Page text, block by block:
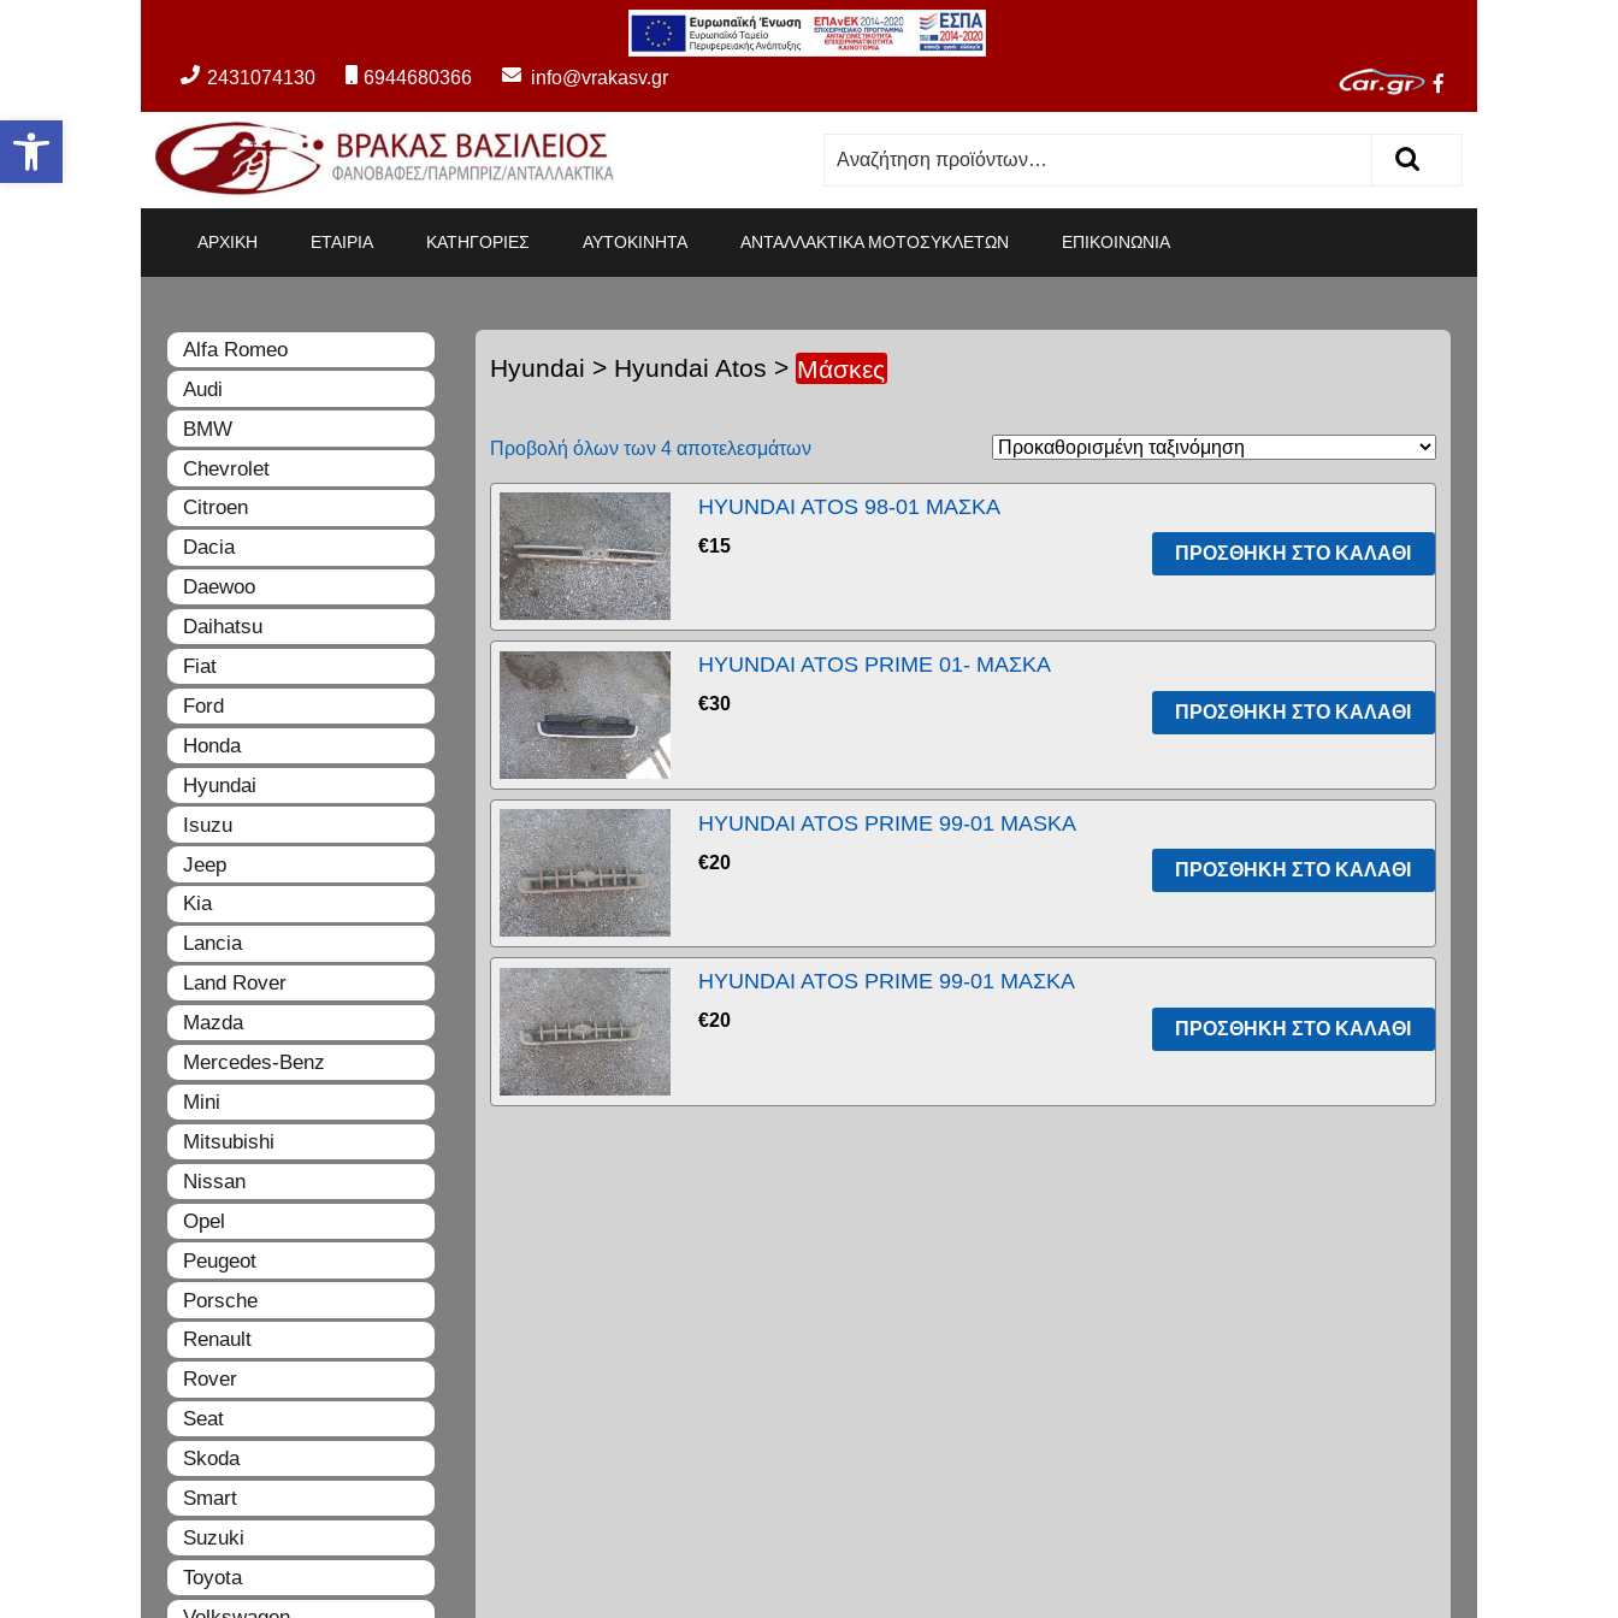
Ανοίξτε τη γραμμή εργαλείων
2431074130 6944680366 info@vrakasv.gr
ΑΡΧΙΚΗ ΕΤΑΙΡΙΑ ΚΑΤΗΓΟΡΙΕΣ ΑΥΤΟΚΙΝΗΤΑ ΑΝΤΑΛΛΑΚΤΙΚΑ ΜΟΤΟΣΥΚΛΕΤΩΝ ΕΠΙΚΟΙΝΩΝΙΑ
Hyundai > Hyundai Atos > Μάσκες
Προβολή όλων των 4 αποτελεσμάτων
HYUNDAI ATOS 98-01 ΜΑΣΚΑ
€15 ΠΡΟΣΘΉΚΗ ΣΤΟ ΚΑΛΆΘΙ
HYUNDAI ATOS PRIME 01- ΜΑΣΚΑ
€30 ΠΡΟΣΘΉΚΗ ΣΤΟ ΚΑΛΆΘΙ
HYUNDAI ATOS PRIME 99-01 MASKA
€20 ΠΡΟΣΘΉΚΗ ΣΤΟ ΚΑΛΆΘΙ
HYUNDAI ATOS PRIME 99-01 ΜΑΣΚΑ
€20 ΠΡΟΣΘΉΚΗ ΣΤΟ ΚΑΛΆΘΙ
Alfa Romeo
Audi
BMW
Chevrolet
Citroen
Dacia
Daewoo
Daihatsu
Fiat
Ford
Honda
Hyundai
Isuzu
Jeep
Kia
Lancia
Land Rover
Mazda
Mercedes-Benz
Mini
Mitsubishi
Nissan
Opel
Peugeot
Porsche
Renault
Rover
Seat
Skoda
Smart
Suzuki
Toyota